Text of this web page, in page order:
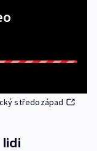
středozápad